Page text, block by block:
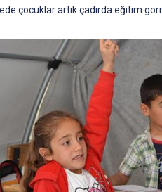
çocuklar artık çadırda eğitim